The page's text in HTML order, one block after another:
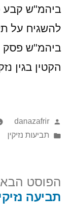
ביהמ"ש קבע
להשגיח על
ביהמ"ש פסק
הקטין בגין
danazafrir
תביעות נזיקין
הפוסט הבא
תביעה